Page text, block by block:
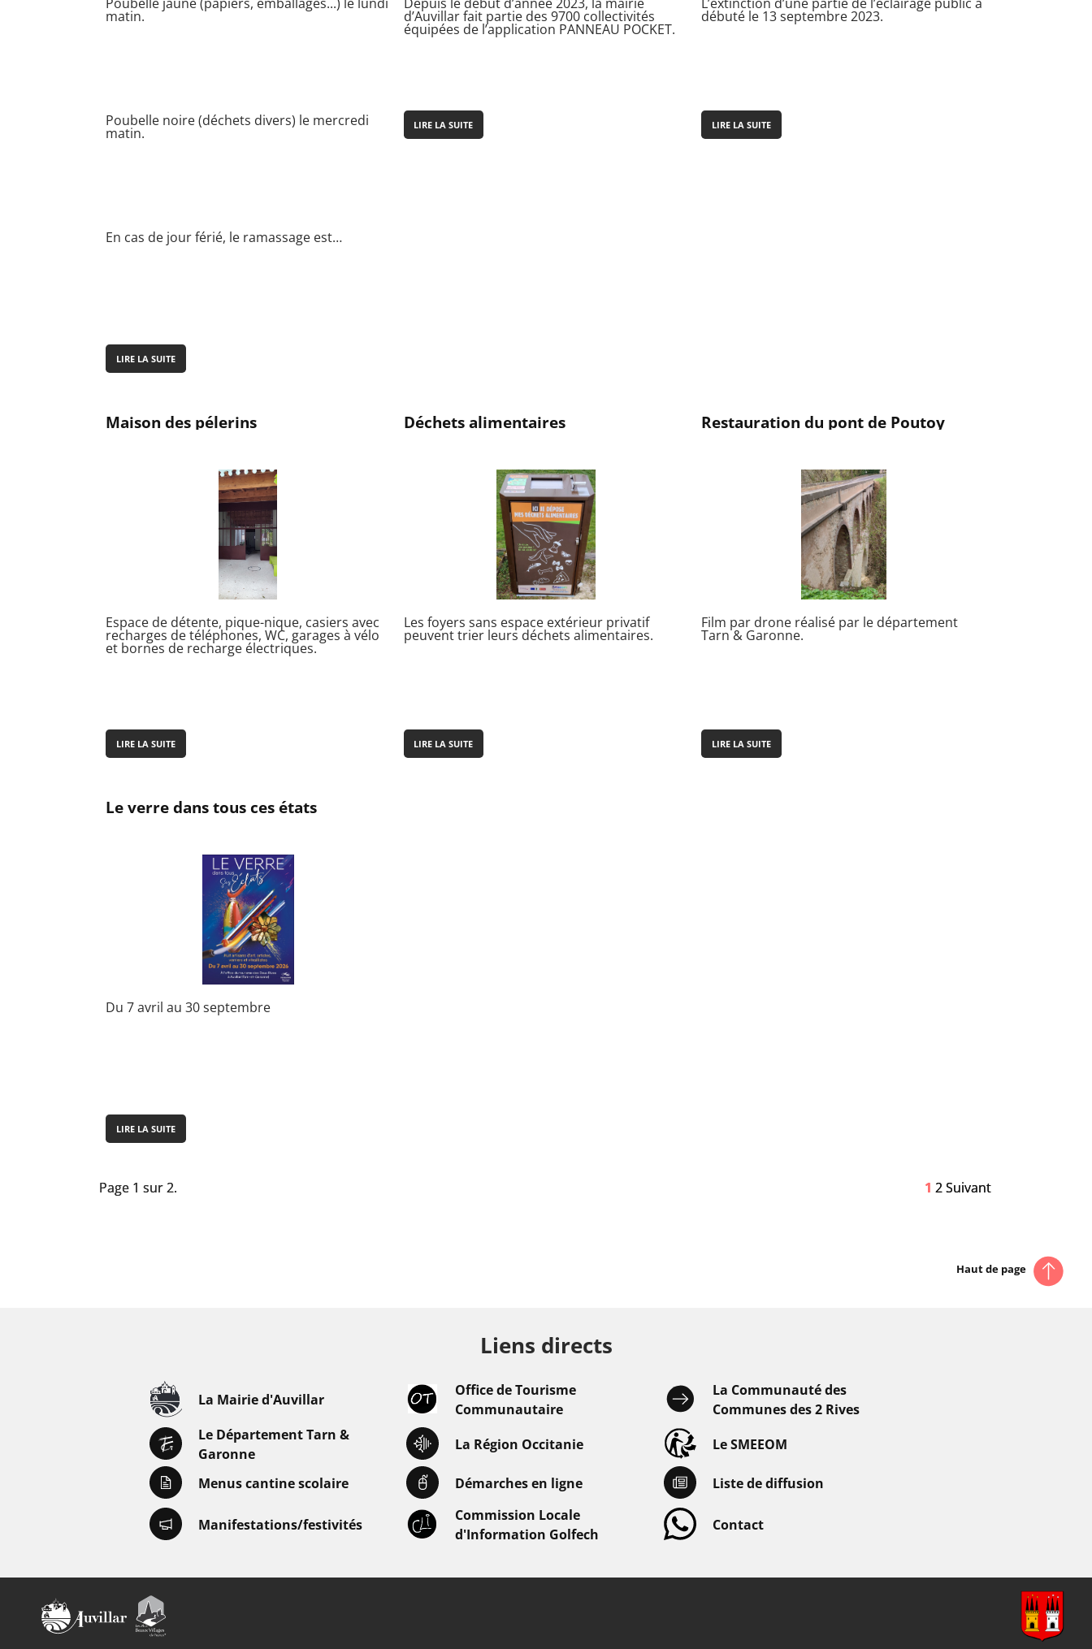
Page 1 sur 2. 1 2Suivant
matin.
Poubelle noire (déchets divers) le mercredi
matin.
En cas de jour férié, le ramassage est…
LIRE LA SUITE
d’Auvillar fait partie des 9700 collectivités
équipées de l’application PANNEAU POCKET.
LIRE LA SUITE
débuté le 13 septembre 2023.
LIRE LA SUITE
Maison des pélerins
Espace de détente, pique-nique, casiers avec
recharges de téléphones, WC, garages à vélo
et bornes de recharge électriques.
LIRE LA SUITE
Déchets alimentaires
Les foyers sans espace extérieur privatif
peuvent trier leurs déchets alimentaires.
LIRE LA SUITE
Restauration du pont de Poutoy
Film par drone réalisé par le département
Tarn & Garonne.
LIRE LA SUITE
Le verre dans tous ces états
Du 7 avril au 30 septembre
LIRE LA SUITE
Page 1 sur 2. 1 2Suivant
Haut de page
Liens directs
La Mairie d'Auvillar
Office de Tourisme
Communautaire
La Communauté des
Communes des 2 Rives
Le Département Tarn &
Garonne
La Région Occitanie Le SMEEOM
Menus cantine scolaire Démarches en ligne Liste de diffusion
Manifestations/festivités
Commission Locale
d'Information Golfech
Contact